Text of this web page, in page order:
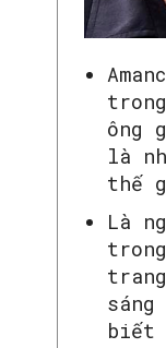
ông
là
thế
Là
biết